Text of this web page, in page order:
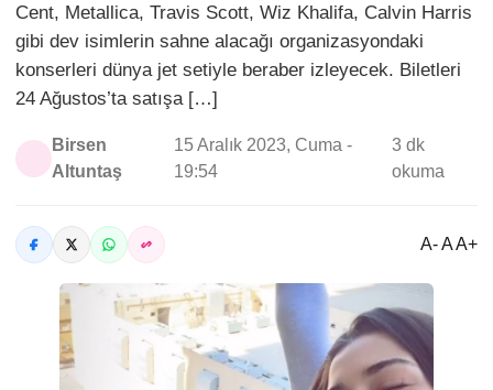
Cent, Metallica, Travis Scott, Wiz Khalifa, Calvin Harris
gibi dev isimlerin sahne alacağı organizasyondaki
konserleri dünya jet setiyle beraber izleyecek. Biletleri
24 Ağustos’ta satışa […]
Birsen
Altuntaş
15 Aralık 2023, Cuma -
19:54
3 dk
okuma
A- A A+